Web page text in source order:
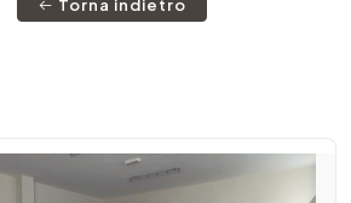
Torna indietro